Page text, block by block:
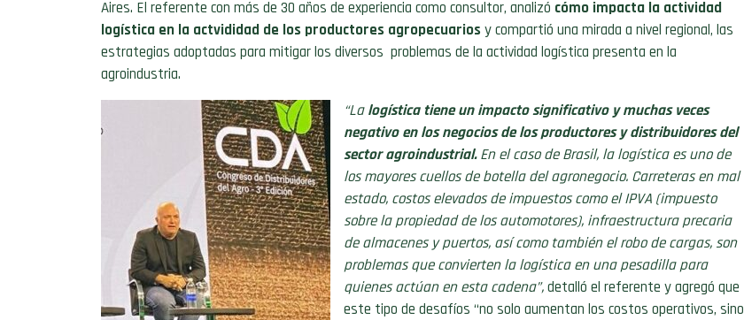
Aires. El referente con más de 30 años de experiencia como consultor, analizó cómo impacta la actividad
logística en la actvididad de los productores agropecuarios y compartió una mirada a nivel regional, las
estrategias adoptadas para mitigar los diversos problemas de la actividad logística presenta en la
agroindustria.
“Lalogística tiene un impacto significativo y muchas veces
negativo en los negocios de los productores y distribuidores del
sector agroindustrial.En el caso de Brasil, la logística es uno de
los mayores cuellos de botella del agronegocio. Carreteras en mal
estado, costos elevados de impuestos como el IPVA (impuesto
sobre la propiedad de los automotores), infraestructura precaria
de almacenes y puertos, así como también el robo de cargas, son
problemas que convierten la logística en una pesadilla para
quienes actúan en esta cadena”,detalló el referente y agregó que
este tipo de desafíos “no solo aumentan los costos operativos, sino